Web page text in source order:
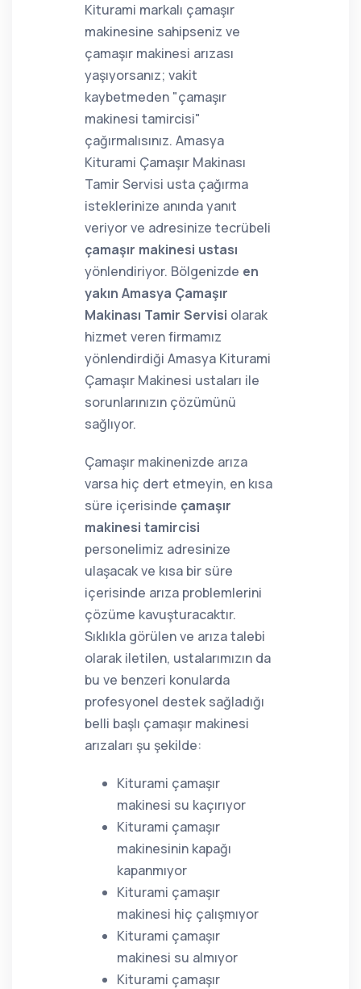
Kiturami markalı çamaşır
makinesine sahipseniz ve
çamaşır makinesi arızası
yaşıyorsanız; vakit
kaybetmeden "çamaşır
makinesi tamircisi"
çağırmalısınız. Amasya
Kiturami Çamaşır Makinası
Tamir Servisi usta çağırma
isteklerinize anında yanıt
veriyor ve adresinize tecrübeli
çamaşır makinesi ustası
yönlendiriyor. Bölgenizde en
yakın Amasya Çamaşır
Makinası Tamir Servisi olarak
hizmet veren firmamız
yönlendirdiği Amasya Kiturami
Çamaşır Makinesi ustaları ile
sorunlarınızın çözümünü
sağlıyor.
Çamaşır makinenizde arıza
varsa hiç dert etmeyin, en kısa
süre içerisinde çamaşır
makinesi tamircisi
personelimiz adresinize
ulaşacak ve kısa bir süre
içerisinde arıza problemlerini
çözüme kavuşturacaktır.
Sıklıkla görülen ve arıza talebi
olarak iletilen, ustalarımızın da
bu ve benzeri konularda
profesyonel destek sağladığı
belli başlı çamaşır makinesi
arızaları şu şekilde:
Kiturami çamaşır
makinesi su kaçırıyor
Kiturami çamaşır
makinesinin kapağı
kapanmıyor
Kiturami çamaşır
makinesi hiç çalışmıyor
Kiturami çamaşır
makinesi su almıyor
Kiturami çamaşır